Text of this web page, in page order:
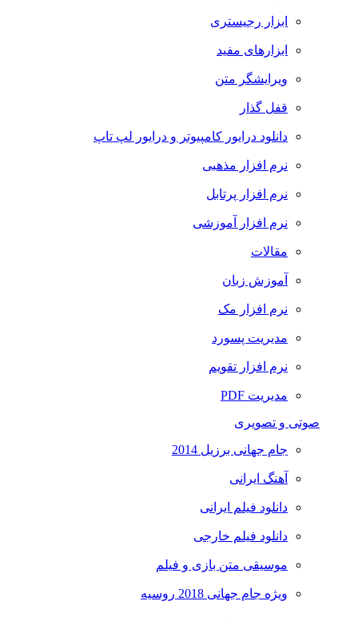
ابزار رجیستری
ابزارهای مفید
ویرایشگر متن
قفل گذار
دانلود درایور کامپیوتر و درایور لپ تاپ
نرم افزار مذهبی
نرم افزار پرتابل
نرم افزار آموزشی
مقالات
آموزش زبان
نرم افزار مک
مدیریت پسورد
نرم افزار تقویم
مدیریت PDF
صوتی و تصویری
جام جهانی برزیل 2014
آهنگ ایرانی
دانلود فیلم ایرانی
دانلود فیلم خارجی
موسیقی متن بازی و فیلم
ویژه جام جهانی 2018 روسیه